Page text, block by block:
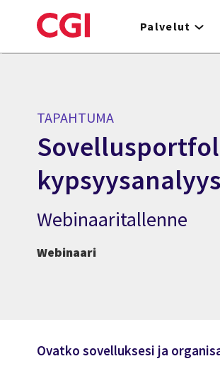
to
Palvelut
TAPAHTUMA
Webinaaritallenne
Webinaari
Ovatko sovelluksesi ja